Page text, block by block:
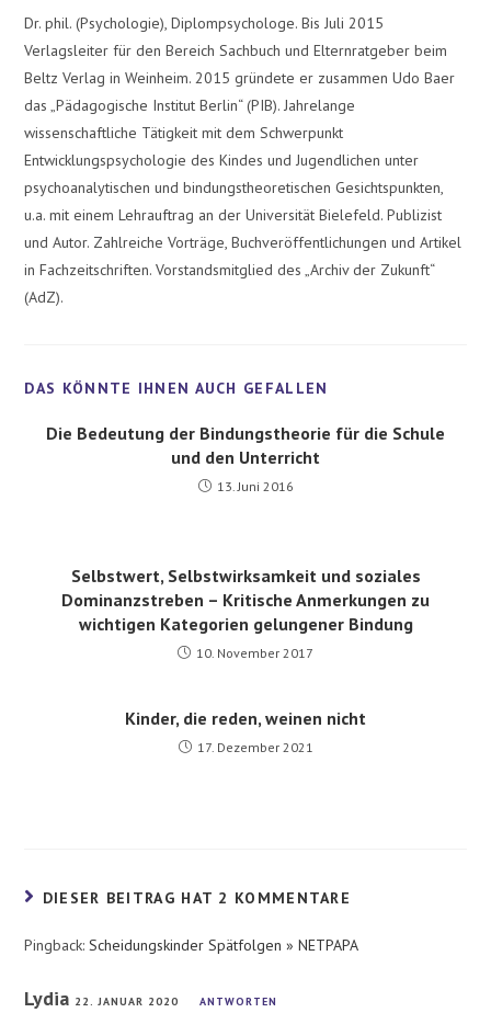
Dr. phil. (Psychologie), Diplompsychologe. Bis Juli 2015
Verlagsleiter für den Bereich Sachbuch und Elternratgeber beim
Beltz Verlag in Weinheim. 2015 gründete er zusammen Udo Baer
das „Pädagogische Institut Berlin“ (PIB). Jahrelange
wissenschaftliche Tätigkeit mit dem Schwerpunkt
Entwicklungspsychologie des Kindes und Jugendlichen unter
psychoanalytischen und bindungstheoretischen Gesichtspunkten,
u.a. mit einem Lehrauftrag an der Universität Bielefeld. Publizist
und Autor. Zahlreiche Vorträge, Buchveröffentlichungen und Artikel
in Fachzeitschriften. Vorstandsmitglied des „Archiv der Zukunft“
(AdZ).
Die Bedeutung der Bindungstheorie für die Schule
und den Unterricht
13. Juni 2016
Selbstwert, Selbstwirksamkeit und soziales
Dominanzstreben – Kritische Anmerkungen zu
wichtigen Kategorien gelungener Bindung
10. November 2017
Kinder, die reden, weinen nicht
17. Dezember 2021
DIESER BEITRAG HAT 2 KOMMENTARE
Pingback:Scheidungskinder Spätfolgen » NETPAPA
Lydia 22. JANUAR 2020 ANTWORTEN